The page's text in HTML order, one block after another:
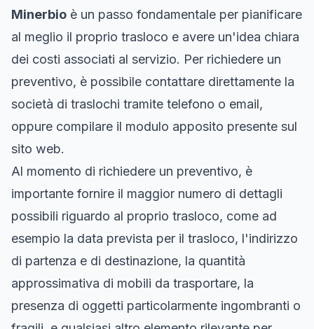
Minerbio è un passo fondamentale per pianificare
al meglio il proprio trasloco e avere un'idea chiara
dei costi associati al servizio. Per richiedere un
preventivo, è possibile contattare direttamente la
società di traslochi tramite telefono o email,
oppure compilare il modulo apposito presente sul
sito web.
Al momento di richiedere un preventivo, è
importante fornire il maggior numero di dettagli
possibili riguardo al proprio trasloco, come ad
esempio la data prevista per il trasloco, l'indirizzo
di partenza e di destinazione, la quantità
approssimativa di mobili da trasportare, la
presenza di oggetti particolarmente ingombranti o